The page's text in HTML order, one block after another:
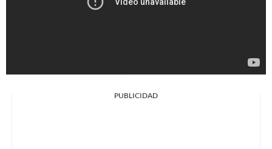
PUBLICIDAD